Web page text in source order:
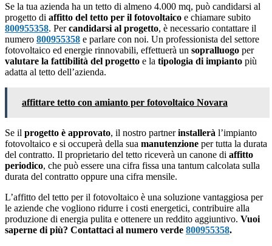
Se la tua azienda ha un tetto di almeno 4.000 mq, può candidarsi al
progetto di affitto del tetto per il fotovoltaico e chiamare subito
800955358. Percandidarsi al progetto, è necessario contattare il
numero 800955358 e parlare con noi. Un professionista del settore
fotovoltaico ed energie rinnovabili, effettuerà un sopralluogo per
valutare la fattibilità del progetto e la tipologia di impianto più
adatta al tetto dell’azienda.
affittare tetto con amianto per fotovoltaico Novara
Se il progetto è approvato, il nostro partnerinstallerà l’impianto
fotovoltaico e si occuperà della sua manutenzione per tutta la durata
del contratto. Il proprietario del tetto riceverà un canone di affitto
periodico, che può essere una cifra fissa una tantum calcolata sulla
durata del contratto oppure una cifra mensile.
L’affitto del tetto per il fotovoltaico è una soluzione vantaggiosa per
le aziende che vogliono ridurre i costi energetici, contribuire alla
produzione di energia pulita e ottenere un reddito aggiuntivo. Vuoi
saperne di più? Contattaci al numero verde 800955358.